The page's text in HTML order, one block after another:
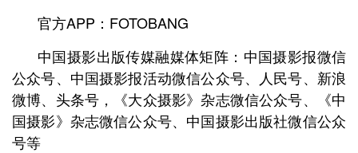
官方APP：FOTOBANG
中国摄影出版传媒融媒体矩阵：中国摄影报微信
公众号、中国摄影报活动微信公众号、人民号、新浪
微博、头条号，《大众摄影》杂志微信公众号、《中
国摄影》杂志微信公众号、中国摄影出版社微信公众
号等